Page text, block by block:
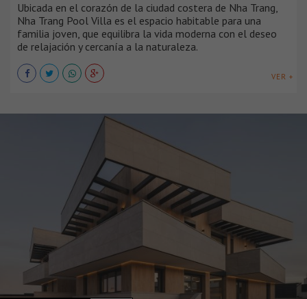
Ubicada en el corazón de la ciudad costera de Nha Trang,
Nha Trang Pool Villa es el espacio habitable para una
familia joven, que equilibra la vida moderna con el deseo
de relajación y cercanía a la naturaleza.
VER +